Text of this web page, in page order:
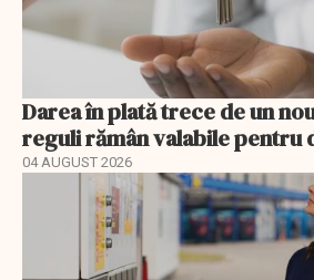
Darea în plată trece de un
reguli rămân valabile pentru
04 AUGUST 2026